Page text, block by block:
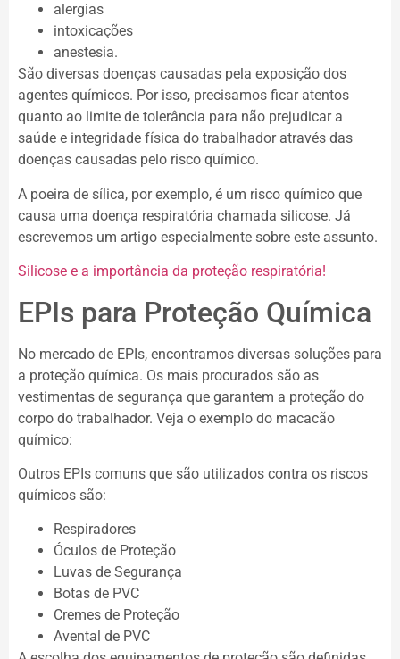
alergias
intoxicações
anestesia.
São diversas doenças causadas pela exposição dos
agentes químicos. Por isso, precisamos ficar atentos
quanto ao limite de tolerância para não prejudicar a
saúde e integridade física do trabalhador através das
doenças causadas pelo risco químico.
A poeira de sílica, por exemplo, é um risco químico que
causa uma doença respiratória chamada silicose. Já
escrevemos um artigo especialmente sobre este assunto.
Silicose e a importância da proteção respiratória!
EPIs para Proteção Química
No mercado de EPIs, encontramos diversas soluções para
a proteção química. Os mais procurados são as
vestimentas de segurança que garantem a proteção do
corpo do trabalhador. Veja o exemplo do macacão
químico:
Outros EPIs comuns que são utilizados contra os riscos
químicos são:
Respiradores
Óculos de Proteção
Luvas de Segurança
Botas de PVC
Cremes de Proteção
Avental de PVC